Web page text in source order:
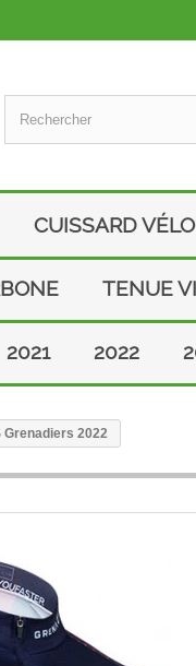
CUISSARD
TENUE
2021 2022
Grenadiers 2022